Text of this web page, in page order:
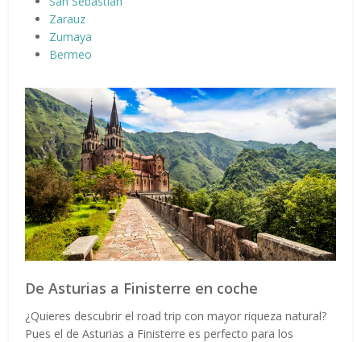
Zarauz
Zumaya
Bermeo
De Asturias a Finisterre en coche
¿Quieres descubrir el road trip con mayor riqueza natural?
Pues el de Asturias a Finisterre es perfecto para los